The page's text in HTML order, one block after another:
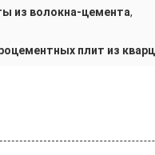
из волокна-цемента,
плит из